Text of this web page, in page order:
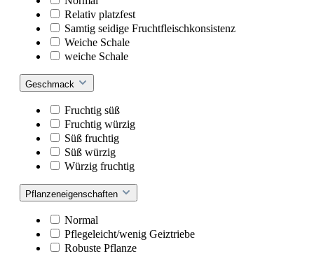
Relativ platzfest
Samtig seidige Fruchtfleischkonsistenz
Weiche Schale
weiche Schale
Geschmack
Fruchtig süß
Fruchtig würzig
Süß fruchtig
Süß würzig
Würzig fruchtig
Pflanzeneigenschaften
Normal
Pflegeleicht/wenig Geiztriebe
Robuste Pflanze